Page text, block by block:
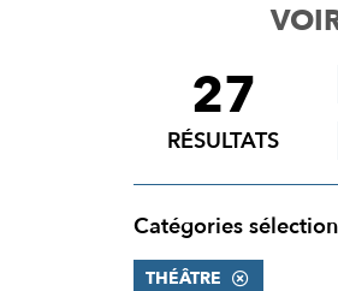
FILTRER
RÉSULTATS
27
RÉSULTATS
Catégories
THÉÂTRE